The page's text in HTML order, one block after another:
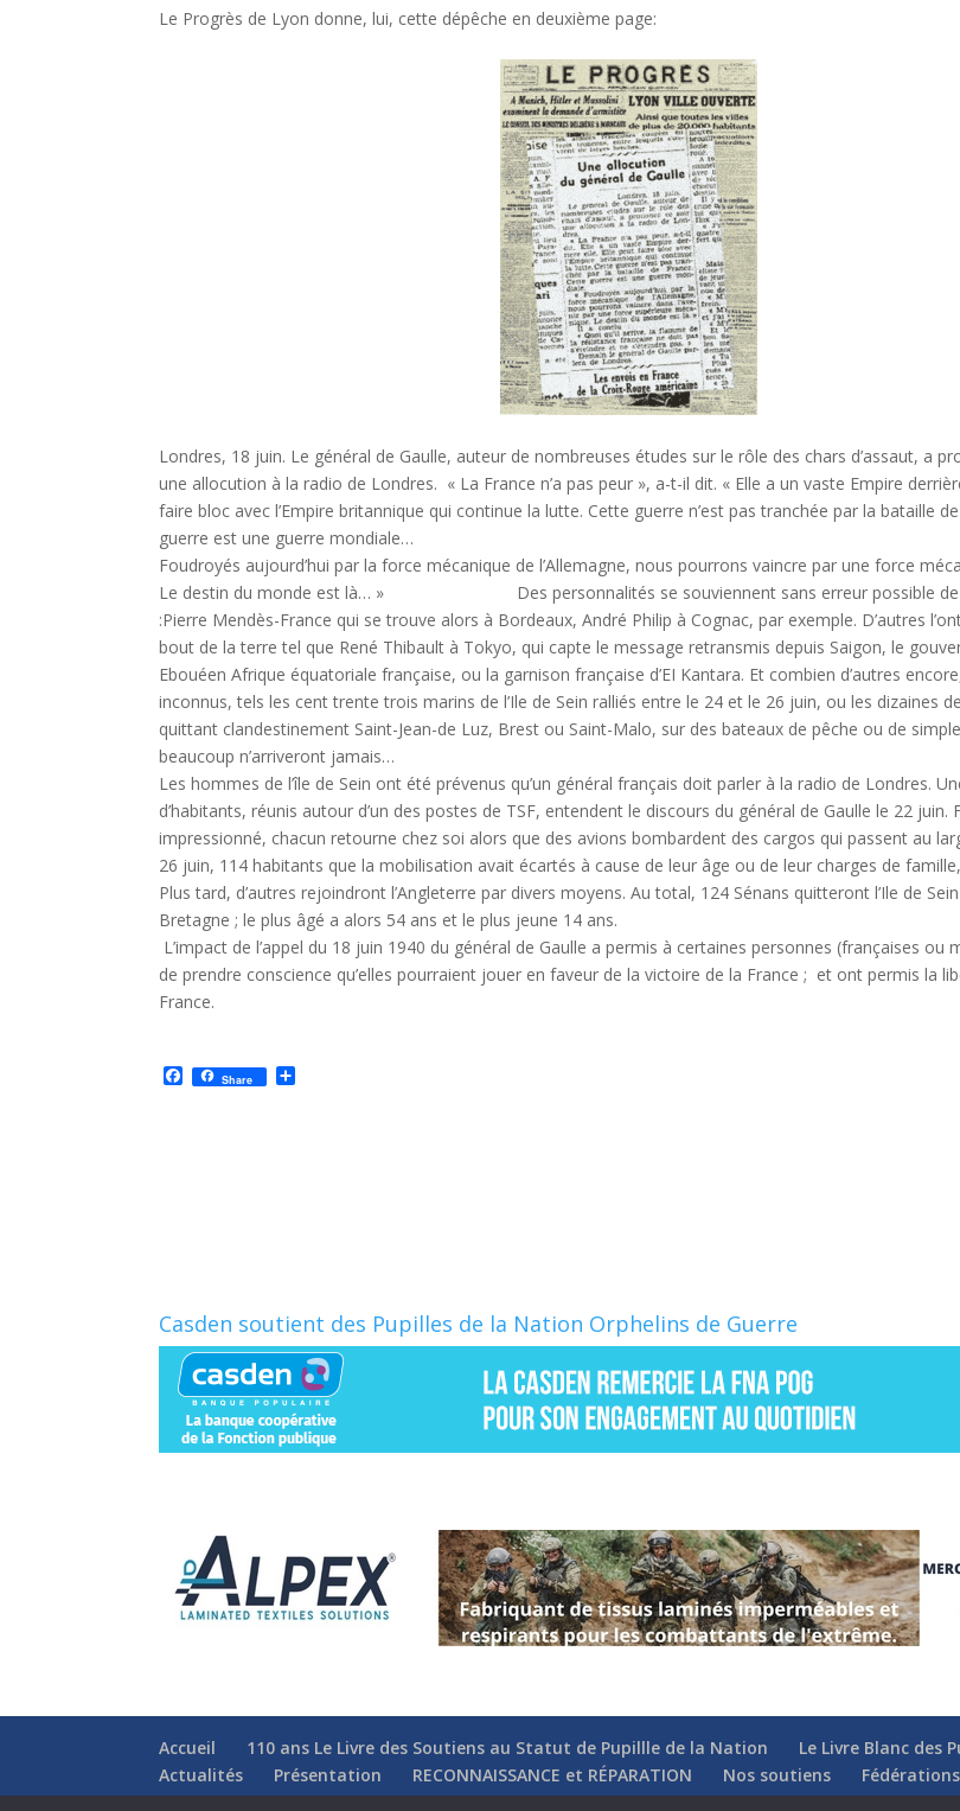
Le Progrès de Lyon donne, lui, cette dépêche en deuxième page:
Londres, 18 juin. Le général de Gaulle, auteur de nombreuses études sur le rôle des chars d’assaut, a
une allocution à la radio de Londres. « La France n’a pas peur », a-t-il dit. « Elle a un vaste Empire
faire bloc avec l’Empire britannique qui continue la lutte. Cette guerre n’est pas tranchée par la bataille
guerre est une guerre mondiale…
Foudroyés aujourd’hui par la force mécanique de l’Allemagne, nous pourrons vaincre par une force
Le destin du monde est là… » Des personnalités se souviennent sans erreur possible de
:Pierre Mendès-France qui se trouve alors à Bordeaux, André Philip à Cognac, par exemple. D’autres
bout de la terre tel que René Thibault à Tokyo, qui capte le message retransmis depuis Saigon, le
Ebouéen Afrique équatoriale française, ou la garnison française d’EI Kantara. Et combien d’autres
inconnus, tels les cent trente trois marins de l’Ile de Sein ralliés entre le 24 et le 26 juin, ou les dizaines
quittant clandestinement Saint-Jean-de Luz, Brest ou Saint-Malo, sur des bateaux de pêche ou de
beaucoup n’arriveront jamais…
Les hommes de l’île de Sein ont été prévenus qu’un général français doit parler à la radio de Londres.
d’habitants, réunis autour d’un des postes de TSF, entendent le discours du général de Gaulle le 22 juin.
impressionné, chacun retourne chez soi alors que des avions bombardent des cargos qui passent au
26 juin, 114 habitants que la mobilisation avait écartés à cause de leur âge ou de leur charges de
Plus tard, d’autres rejoindront l’Angleterre par divers moyens. Au total, 124 Sénans quitteront l’Ile de
Bretagne ; le plus âgé a alors 54 ans et le plus jeune 14 ans.
L’impact de l’appel du 18 juin 1940 du général de Gaulle a permis à certaines personnes (françaises ou
de prendre conscience qu’elles pourraient jouer en faveur de la victoire de la France ; et ont permis la
France.
F
a
Share
Casden soutient des Pupilles de la Nation Orphelins de Guerre
Accueil 110 ans Le Livre des Soutiens au Statut de Pupillle de la Nation
Le Livre Blanc des
Actualités
Présentation RECONNAISSANCE et RÉPARATION Nos soutiens Fédérations